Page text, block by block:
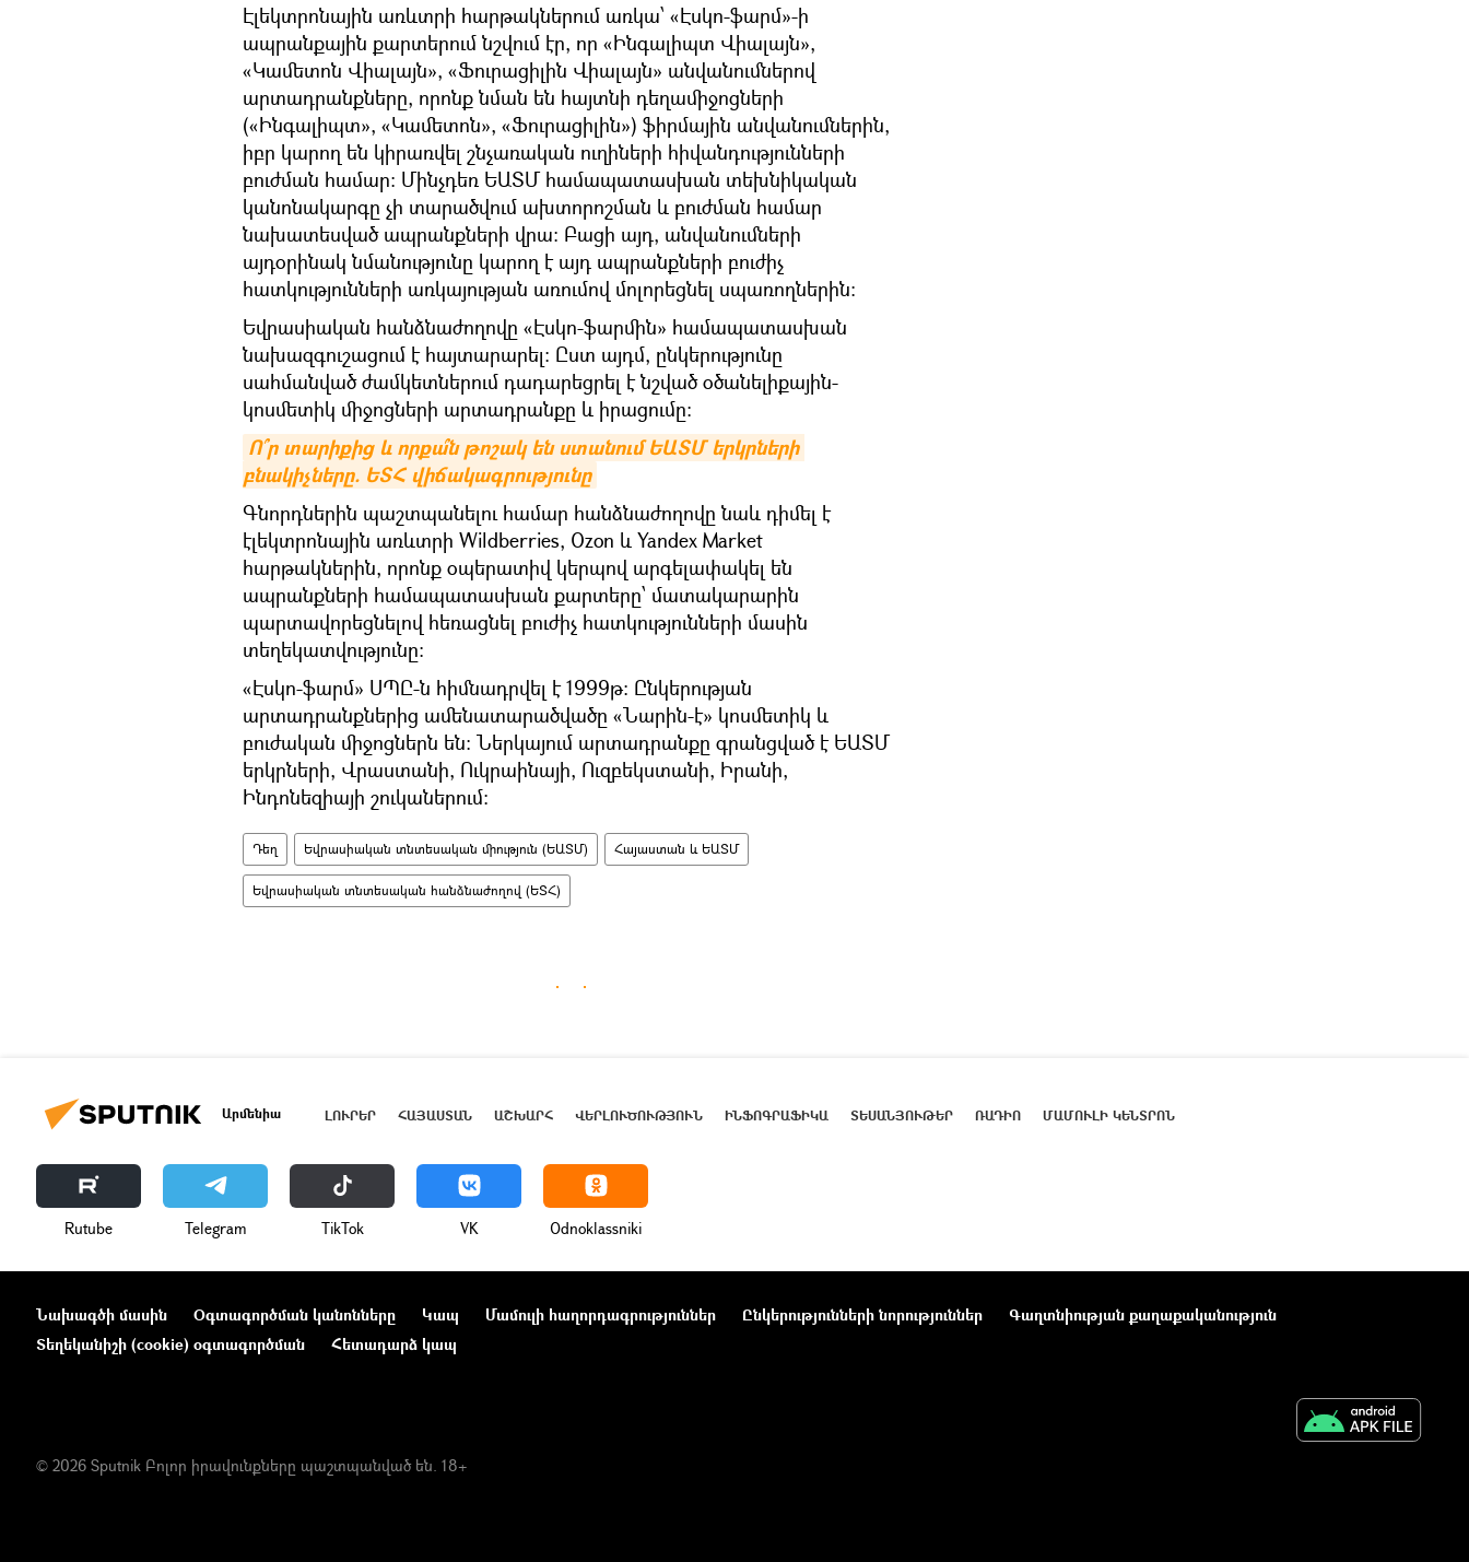
Էլեկտրոնային առևտրի հարթակներում առկա՝ «Էսկո-ֆարմ»-ի
ապրանքային քարտերում նշվում էր, որ «Ինգալիպտ Վիալայն»,
«Կամետոն Վիալայն», «Ֆուրացիլին Վիալայն» անվանումներով
արտադրանքները, որոնք նման են հայտնի դեղամիջոցների
(«Ինգալիպտ», «Կամետոն», «Ֆուրացիլին») ֆիրմային անվանումներին,
իբր կարող են կիրառվել շնչառական ուղիների հիվանդությունների
բուժման համար։ Մինչդեռ ԵԱՏՄ համապատասխան տեխնիկական
կանոնակարգը չի տարածվում ախտորոշման և բուժման համար
նախատեսված ապրանքների վրա։ Բացի այդ, անվանումների
այդօրինակ նմանությունը կարող է այդ ապրանքների բուժիչ
հատկությունների առկայության առումով մոլորեցնել սպառողներին:
Եվրասիական հանձնաժողովը «Էսկո-ֆարմին» համապատասխան
նախազգուշացում է հայտարարել։ Ըստ այդմ, ընկերությունը
սահմանված ժամկետներում դադարեցրել է նշված օծանելիքային-
կոսմետիկ միջոցների արտադրանքը և իրացումը:
Ո՞ր տարիքից և որքա՞ն թոշակ են ստանում ԵԱՏՄ երկրների
բնակիչները. ԵՏՀ վիճակագրությունը
Գնորդներին պաշտպանելու համար հանձնաժողովը նաև դիմել է
էլեկտրոնային առևտրի Wildberries, Ozon և Yandex Market
հարթակներին, որոնք օպերատիվ կերպով արգելափակել են
ապրանքների համապատասխան քարտերը՝ մատակարարին
պարտավորեցնելով հեռացնել բուժիչ հատկությունների մասին
տեղեկատվությունը։
«Էսկո-ֆարմ» ՍՊԸ-ն հիմնադրվել է 1999թ: Ընկերության
արտադրանքներից ամենատարածվածը «Նարին-է» կոսմետիկ և
բուժական միջոցներն են: Ներկայում արտադրանքը գրանցված է ԵԱՏՄ
երկրների, Վրաստանի, Ուկրաինայի, Ուզբեկստանի, Իրանի,
Ինդոնեզիայի շուկաներում:
Դեղ Եվրասիական տնտեսական միություն (ԵԱՏՄ) Հայաստան և ԵԱՏՄ
Եվրասիական տնտեսական հանձնաժողով (ԵՏՀ)
Արմենիա ԼՈՒՐԵՐ ՀԱՅԱՍՏԱՆ ԱՇԽԱՐՀ ՎԵՐԼՈՒԾՈՒԹՅՈՒՆ ԻՆՖՈԳՐԱՖԻԿԱ ՏԵՍԱՆՅՈՒԹԵՐ ՌԱԴԻՈ ՄԱՄՈՒԼԻ ԿԵՆՏՐՈՆ
Rutube Telegram ТikТоk VK Odnoklassniki
Նախագծի մասին Օգտագործման կանոնները Կապ Մամուլի հաղորդագրություններ Ընկերությունների նորություններ
Գաղտնիության քաղաքականություն
Տեղեկանիշի (cookie) օգտագործման
Հետադարձ կապ
© 2026 Sputnik Բոլոր իրավունքները պաշտպանված են. 18+